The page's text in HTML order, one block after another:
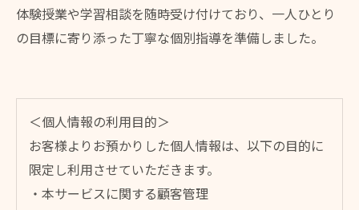
体験授業や学習相談を随時受け付けており、一人ひとり
の目標に寄り添った丁寧な個別指導を準備しました。
＜個人情報の利用目的＞
お客様よりお預かりした個人情報は、以下の目的に
限定し利用させていただきます。
・本サービスに関する顧客管理